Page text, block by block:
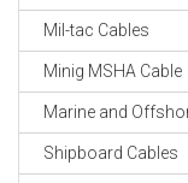
Mil-tac Cables
Minig MSHA Cable
Marine and
Shipboard Cables